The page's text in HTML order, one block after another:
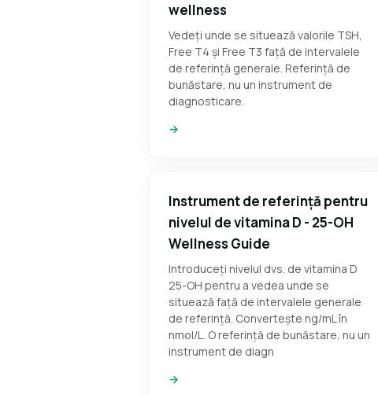
wellness
Vedeți unde se situează valorile TSH,
Free T4 și Free T3 față de intervalele
de referință generale. Referință de
bunăstare, nu un instrument de
diagnosticare.
→
Instrument de referință pentru
nivelul de vitamina D - 25-OH
Wellness Guide
Introduceți nivelul dvs. de vitamina D
25-OH pentru a vedea unde se
situează față de intervalele generale
de referință. Convertește ng/mL în
nmol/L. O referință de bunăstare, nu un
instrument de diagn
→